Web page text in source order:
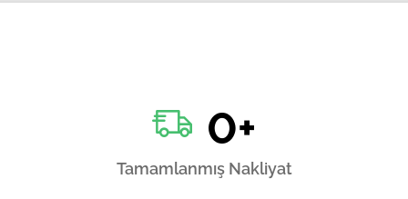
0+
Tamamlanmış Nakliyat